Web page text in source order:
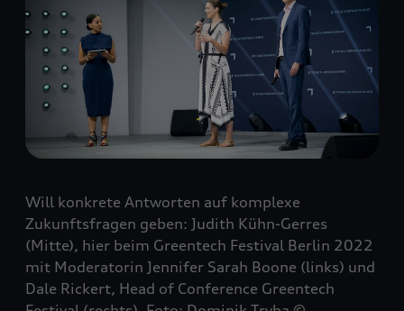
Will konkrete Antworten auf komplexe
Zukunftsfragen geben: Judith Kühn-Gerres
(Mitte), hier beim Greentech Festival Berlin 2022
mit Moderatorin Jennifer Sarah Boone (links) und
Dale Rickert, Head of Conference Greentech